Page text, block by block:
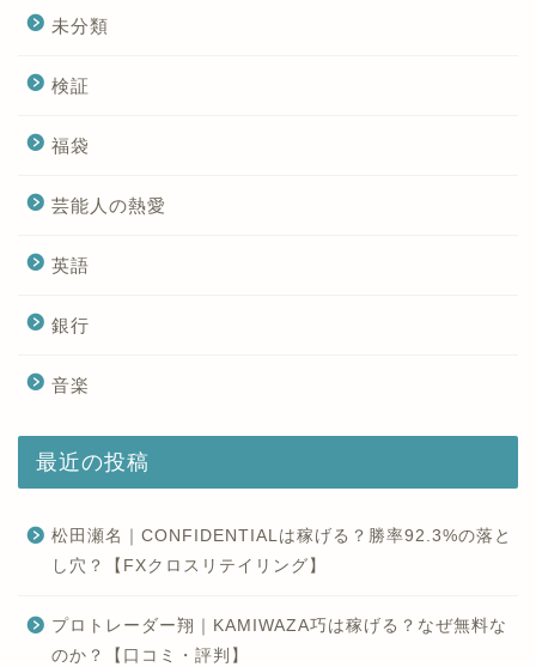
未分類
検証
福袋
芸能人の熱愛
英語
銀行
音楽
最近の投稿
松田瀬名｜CONFIDENTIALは稼げる？勝率92.3%の落と
し穴？【FXクロスリテイリング】
プロトレーダー翔｜KAMIWAZA巧は稼げる？なぜ無料な
のか？【口コミ・評判】